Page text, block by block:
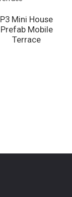
P3 Mini House
Prefab Mobile
Terrace